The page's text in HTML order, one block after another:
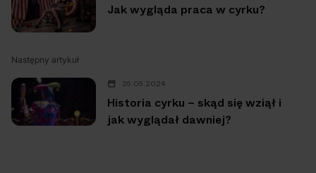
Jak wygląda praca w cyrku?
Następny artykuł
25.05.2024
Historia cyrku – skąd się wziął i
jak wyglądał dawniej?